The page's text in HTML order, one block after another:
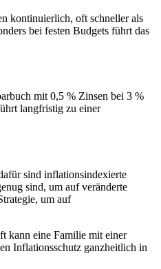
kontinuierlich, oft schneller als
bei festen Budgets führt das
mit 0,5 % Zinsen bei 3 %
langfristig zu einer
sind inflationsindexierte
sind, um auf veränderte
um auf
kann eine Familie mit einer
Inflationsschutz ganzheitlich in